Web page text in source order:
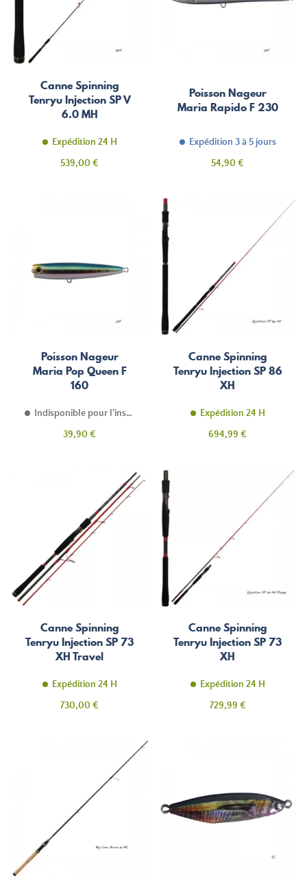
Canne Spinning
Tenryu Injection SP V
6.0 MH
Expédition 24 H
Prix
539,00 €
Poisson Nageur
Maria Rapido F 230
Expédition 3 à 5 jours
Prix
54,90 €
Poisson Nageur
Maria Pop Queen F
160
Indisponible pour l'instant
Prix
39,90 €
Canne Spinning
Tenryu Injection SP 86
XH
Expédition 24 H
Prix
694,99 €
Canne Spinning
Tenryu Injection SP 73
XH Travel
Expédition 24 H
Prix
730,00 €
Canne Spinning
Tenryu Injection SP 73
XH
Expédition 24 H
Prix
729,99 €